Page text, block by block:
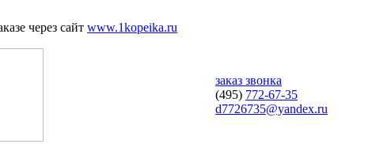
через сайт www.1kopeika.ru
заказ звонка
(495) 772-67-35
d7726735@yandex.ru